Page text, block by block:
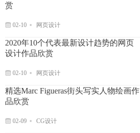
赏
02-10 网页设计
2020年10个代表最新设计趋势的网页
设计作品欣赏
02-10 网页设计
精选Marc Figueras街头写实人物绘画作
品欣赏
02-09 CG设计